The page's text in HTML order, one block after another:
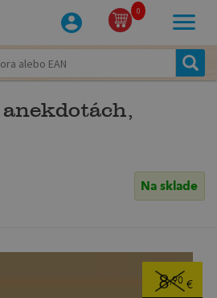
0
Na sklade
8,90 €